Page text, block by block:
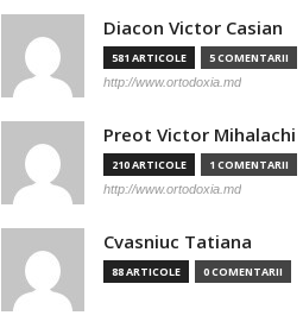
Diacon Victor Casian
581 ARTICOLE 5 COMENTARII
http://www.ortodoxia.md
Preot Victor Mihalachi
210 ARTICOLE 1 COMENTARII
http://www.ortodoxia.md
Cvasniuc Tatiana
88 ARTICOLE 0 COMENTARII